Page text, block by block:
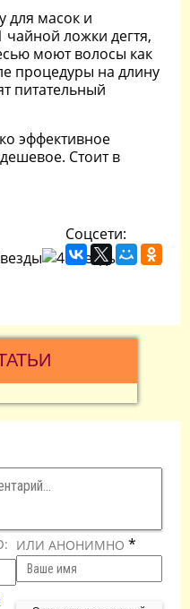
для масок и
ложки дегтя,
моют волосы как
процедуры на длину
питательный
эффективное
Стоит в
Соцсети:
ИЛИ АНОНИМНО *